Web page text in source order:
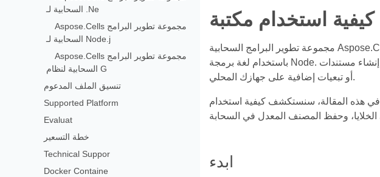
السحابية لـ .Ne
Aspose.Cells مجموعة تطوير البرامج
السحابية لـ Node.j
Aspose.Cells مجموعة تطوير البرامج
السحابية لنظام G
تنسيق الملف المدعوم
Supported Platform
Evaluat
خطة التسعير
Technical Suppor
Docker Containe
مجموعة تطوير البرامج السحابية Aspose.Cells لـ Node هي مكتبة فعّالة تُمكّن المطورين من التعامل مع ملفات Microsoft Excel ومعالجتها
باستخدام لغة برمجة Node. باستخدام هذه المجموعة، يُمكنك إنشاء مستندات Excel وتحريرها وتحويلها في السحابة، دون الحاجة إلى تثبيت برامج
أو تبعيات إضافية على جهازك المحلي.
في هذه المقالة، سنستكشف كيفية استخدام Aspose.Cells Cloud SDK for Node لأداء بعض المهام الشائعة، مثل إنشاء مصنف Excel جديد،
ابدء